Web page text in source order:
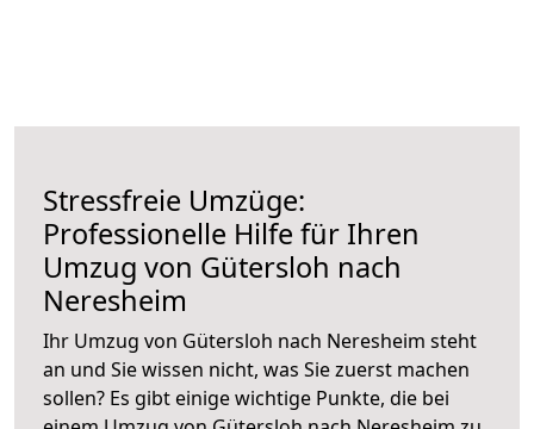
Stressfreie Umzüge:
Professionelle Hilfe für Ihren
Umzug von Gütersloh nach
Neresheim
Ihr Umzug von Gütersloh nach Neresheim steht
an und Sie wissen nicht, was Sie zuerst machen
sollen? Es gibt einige wichtige Punkte, die bei